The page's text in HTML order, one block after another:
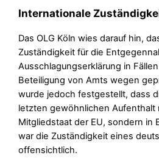
Internationale
Das OLG Köln wies darauf hin,
Zuständigkeit für die
Ausschlagungserklärung in
Beteiligung von Amts wegen
wurde jedoch festgestellt, dass
letzten gewöhnlichen Aufenthalt
Mitgliedstaat der EU, sondern in
war die Zuständigkeit eines
offensichtlich.